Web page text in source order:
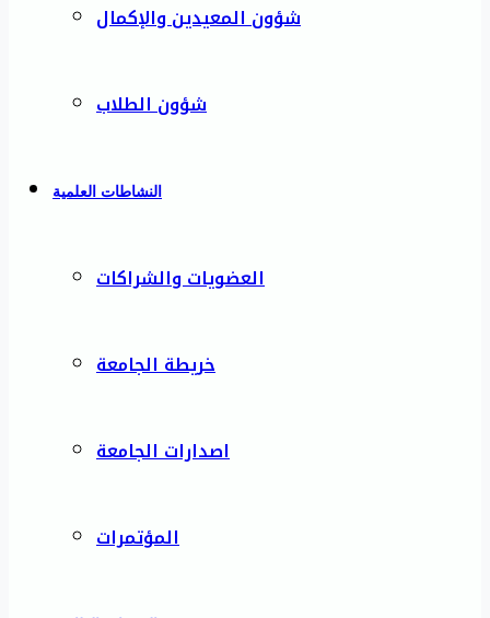
شؤون المعيدين والإكمال
شؤون الطلاب
النشاطات العلمية
العضويات والشراكات
خريطة الجامعة
اصدارات الجامعة
المؤتمرات